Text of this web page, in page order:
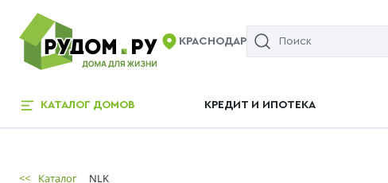
КРАСНОДАР
КАТАЛОГ ДОМОВ КРЕДИТ И ИПОТЕКА
<< Каталог NLK